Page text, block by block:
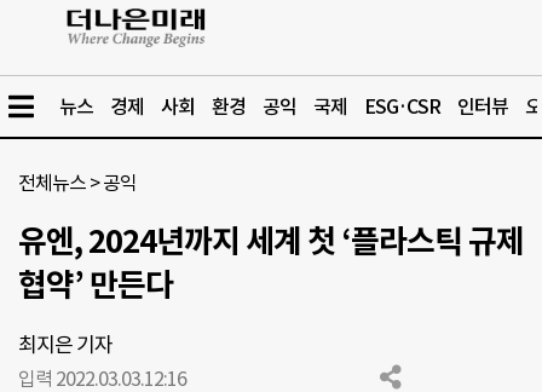
뉴스 경제 사회 환경 공익 국제 ESG·CSR 인터뷰
전체뉴스 >공익
유엔, 2024년까지 세계 첫 ‘플라스틱 규제
협약’ 만든다
최지은 기자
입력 2022.03.03.12:16